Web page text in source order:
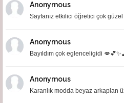
Anonymous
Sayfanız etkilici öğretici çok güzel
Anonymous
Bayıldım çok eglenceligidi
Anonymous
Karanlık modda beyaz arkaplan